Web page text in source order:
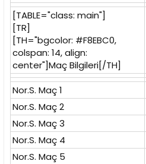
[TABLE="class: main"]
[TR]
[TH="bgcolor: #F8EBC0,
colspan: 14, align:
center"]Maç Bilgileri[/TH]
Nor.S. Maç 1
Nor.S. Maç 2
Nor.S. Maç 3
Nor.S. Maç 4
Nor.S. Maç 5